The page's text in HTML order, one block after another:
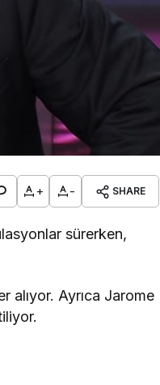
+ - SHARE
sürerken,
alıyor. Ayrıca Jarome